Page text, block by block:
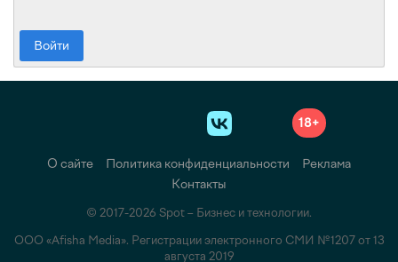
Войти
18+
О сайте Политика конфиденциальности
Реклама
Контакты
© 2017-2026 Spot – Бизнес и технологии.
ООО «Afisha Media». Регистрации электронного СМИ №1207 от 13
августа 2019